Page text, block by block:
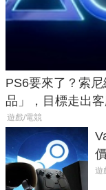
PS6要來了？索
品」，目標走出
遊戲/電競
遊